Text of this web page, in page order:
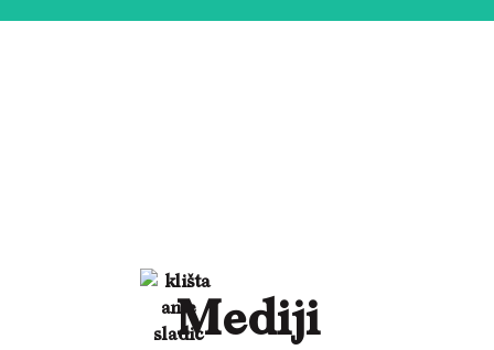
Mediji